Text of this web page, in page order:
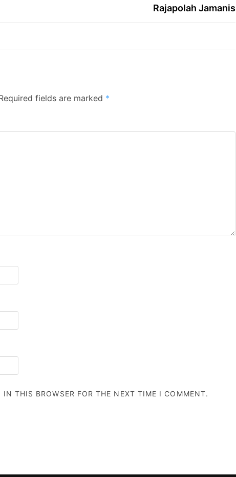
Rajapolah Jamanis
fields are marked *
THIS BROWSER FOR THE NEXT TIME I COMMENT.